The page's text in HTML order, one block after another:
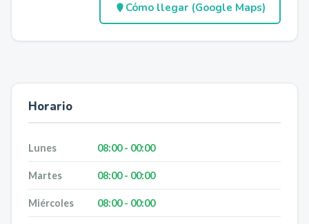
Cómo llegar (Google Maps)
Horario
Lunes 08:00 - 00:00
Martes 08:00 - 00:00
Miércoles 08:00 - 00:00